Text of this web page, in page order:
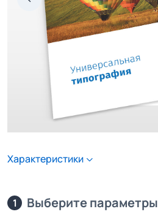
Характеристики
1 Выберите параметры